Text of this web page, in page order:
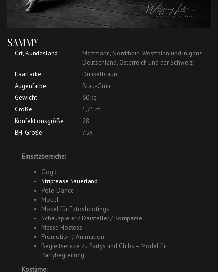
SAMMY
Ort, Bundesland
Mettmann, Nordrhein-Westfalen und in ganz
Deutschland, Österreich und der Schweiz
Haarfarbe
Dunkelbraun
Augenfarbe
Blau-Grün
Gewicht
60 kg
Größe
1,71 m
Konfektionsgröße
28
BH-Größe
75A
Einsatzbereiche:
Gogo
Striptease Sauerland
Pole-Dance
Model
Model für Fotoshootings
Schauspieler / Darsteller / Komparse
Messe Hostess
Promotion / Animation
Begleitservice zu Partys und Clubs – Model für
Partybegleitung
Kostüme: